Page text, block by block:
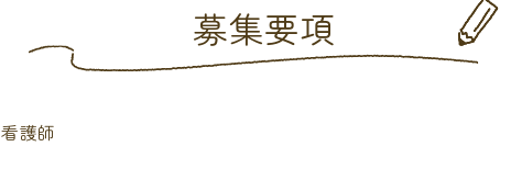
募集要項
看護師